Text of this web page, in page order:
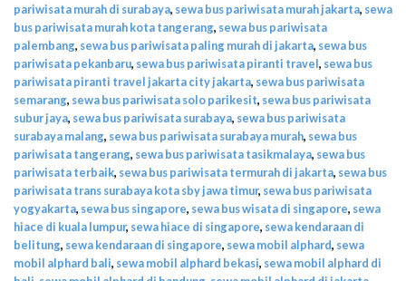
pariwisata murah di surabaya, sewa bus pariwisata murah jakarta, sewa
bus pariwisata murah kota tangerang, sewa bus pariwisata
palembang, sewa bus pariwisata paling murah di jakarta, sewa bus
pariwisata pekanbaru, sewa bus pariwisata piranti travel, sewa bus
pariwisata piranti travel jakarta city jakarta, sewa bus pariwisata
semarang, sewa bus pariwisata solo parikesit, sewa bus pariwisata
subur jaya, sewa bus pariwisata surabaya, sewa bus pariwisata
surabaya malang, sewa bus pariwisata surabaya murah, sewa bus
pariwisata tangerang, sewa bus pariwisata tasikmalaya, sewa bus
pariwisata terbaik, sewa bus pariwisata termurah di jakarta, sewa bus
pariwisata trans surabaya kota sby jawa timur, sewa bus pariwisata
yogyakarta, sewa bus singapore, sewa bus wisata di singapore, sewa
hiace di kuala lumpur, sewa hiace di singapore, sewa kendaraan di
belitung, sewa kendaraan di singapore, sewa mobil alphard, sewa
mobil alphard bali, sewa mobil alphard bekasi, sewa mobil alphard di